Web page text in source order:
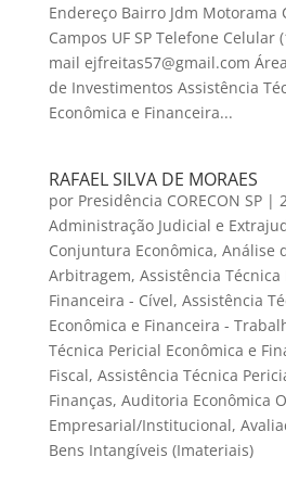
Endereço Bairro Jdm Motorama
Campos UF SP Telefone Celular
mail ejfreitas57@gmail.com
de Investimentos Assistência
Econômica e Financeira...
RAFAEL SILVA DE MORAES
por Presidência CORECON SP|
Administração Judicial e
Conjuntura Econômica, Análise
Arbitragem, Assistência
Financeira - Cível, Assistência
Econômica e Financeira -
Técnica Pericial Econômica e
Fiscal, Assistência Técnica
Finanças, Auditoria Econômica
Empresarial/Institucional,
Bens Intangíveis (Imateriais)